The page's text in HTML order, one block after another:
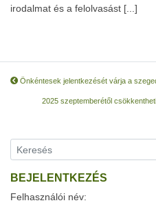
irodalmat és a felolvasást [...]
Önkéntesek jelentkezését várja a
2025 szeptemberétől
BEJELENTKEZÉS
Felhasználói név: